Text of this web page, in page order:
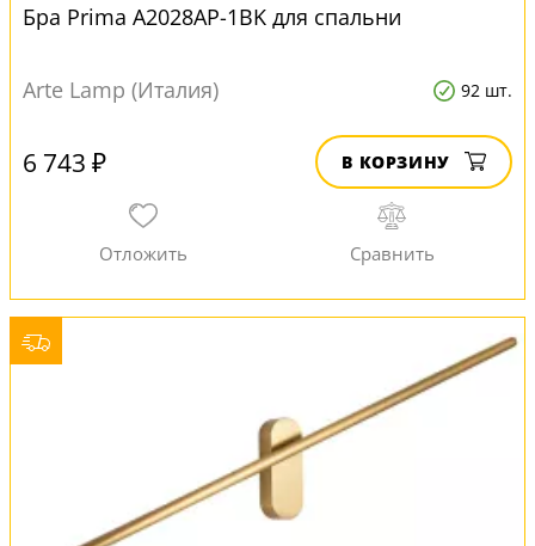
Бра Prima A2028AP-1BK для спальни
Arte Lamp (Италия) 92 шт.
6 743 ₽ В КОРЗИНУ